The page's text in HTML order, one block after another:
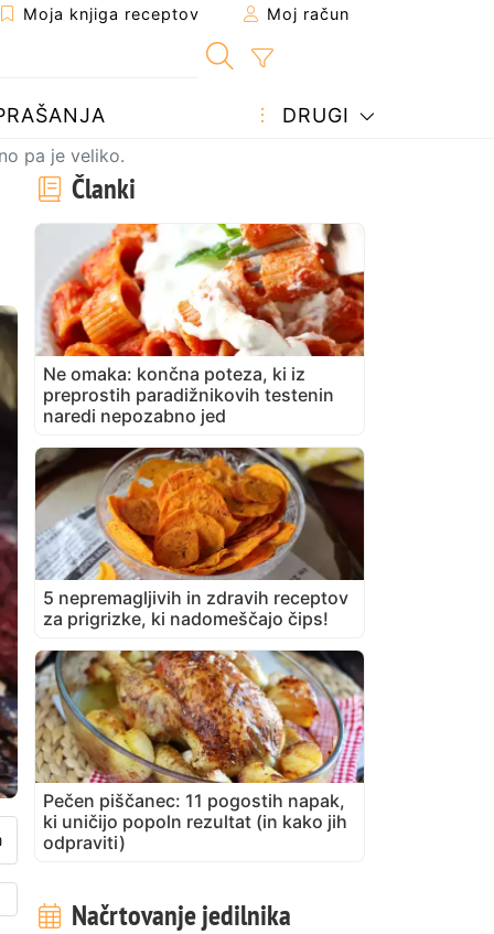
Moja knjiga receptov Moj račun
DRUGI
pa je veliko.
Članki
Ne omaka: končna poteza, ki iz
preprostih paradižnikovih testenin
naredi nepozabno jed
5 nepremagljivih in zdravih receptov
za prigrizke, ki nadomeščajo čips!
Pečen piščanec: 11 pogostih napak,
ki uničijo popoln rezultat (in kako jih
odpraviti)
Načrtovanje jedilnika